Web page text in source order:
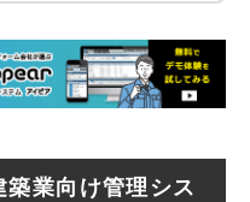
業向け管理シス